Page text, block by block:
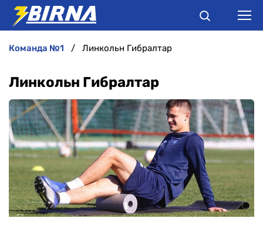
ІНТЕРВ'Ю
РІЗНЕ
БУКМЕКЕРИ
команда №1 Линкольн Гибралтар
Линкольн Гибралтар